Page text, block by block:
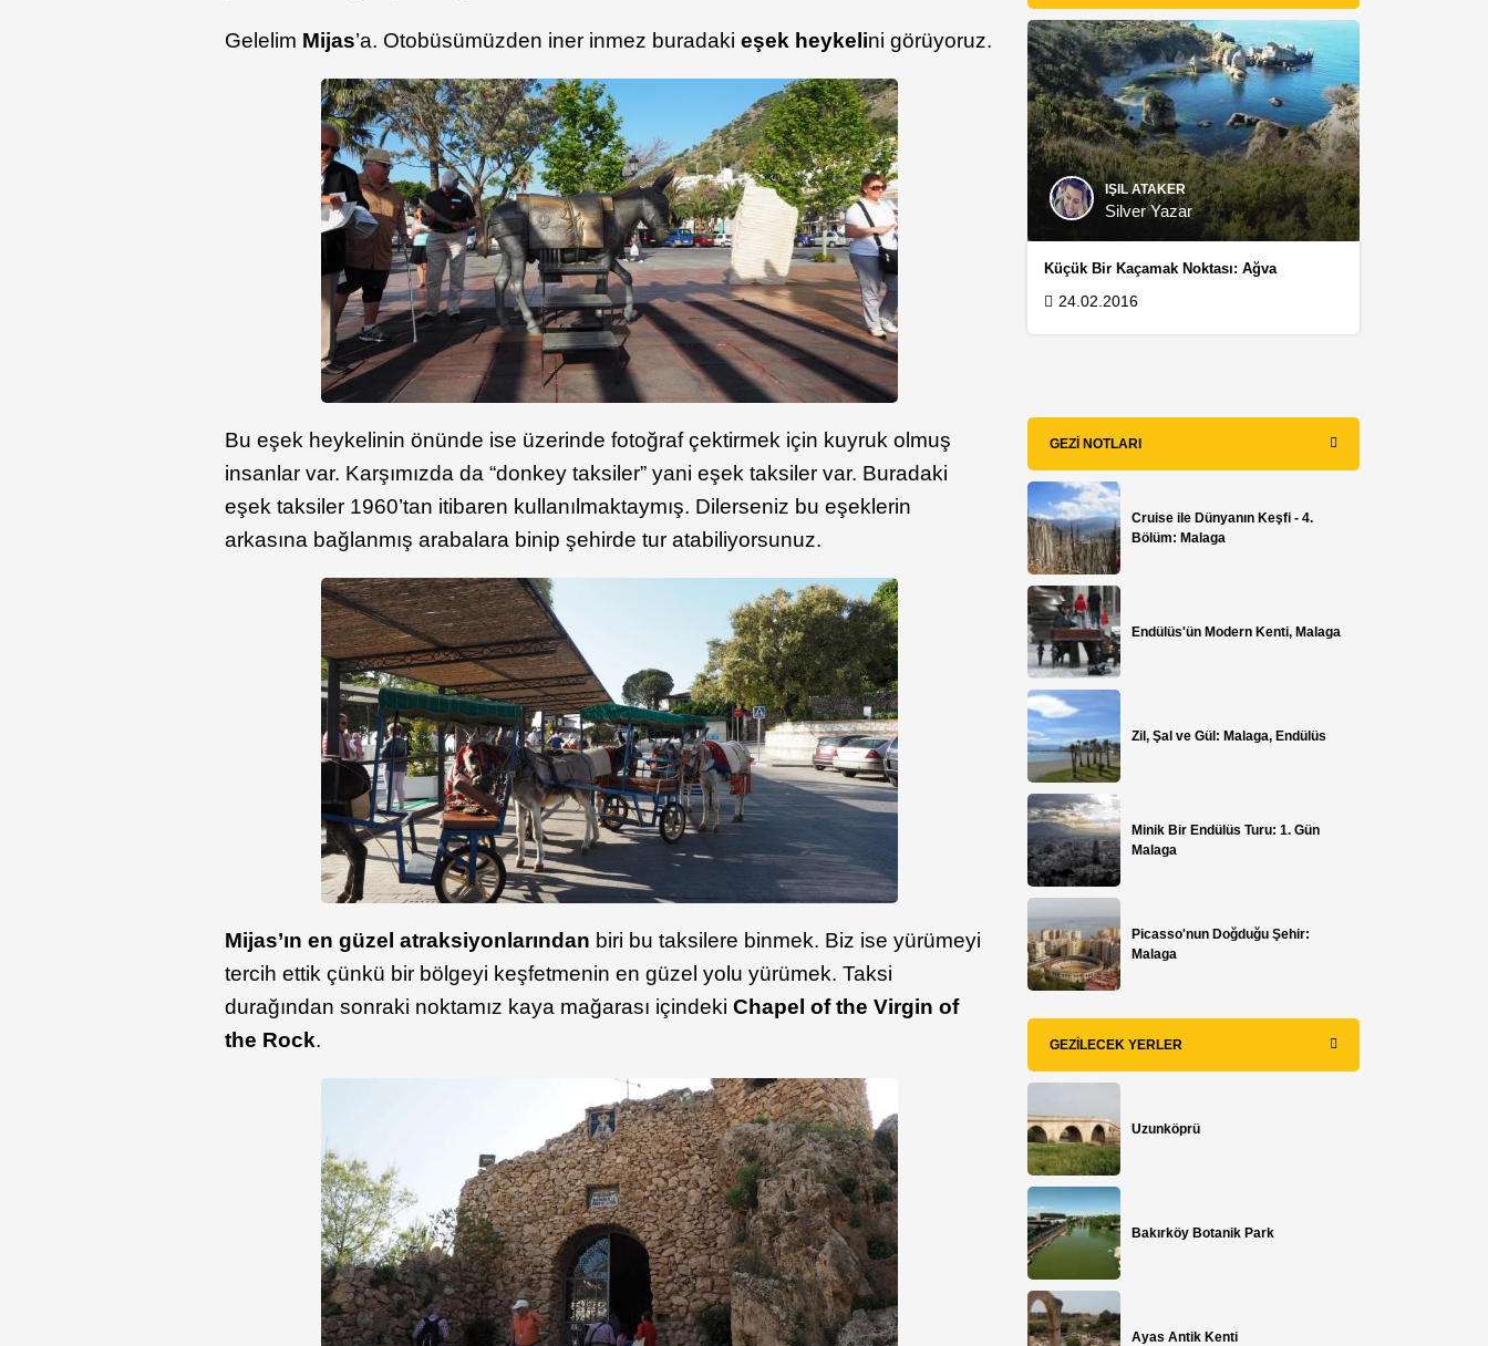
Gelelim Mijas’a. Otobüsümüzden iner inmez buradakieşek heykelini görüyoruz.
Bu eşek heykelinin önünde ise üzerinde fotoğraf çektirmek için kuyruk olmuş
insanlar var. Karşımızda da “donkey taksiler” yani eşek taksiler var. Buradaki
eşek taksiler 1960’tan itibaren kullanılmaktaymış. Dilerseniz bu eşeklerin
arkasına bağlanmış arabalara binip şehirde tur atabiliyorsunuz.
Mijas’ın en güzel atraksiyonlarından biri bu taksilere binmek. Biz ise yürümeyi
tercih ettik çünkü bir bölgeyi keşfetmenin en güzel yolu yürümek. Taksi
durağından sonraki noktamız kaya mağarası içindekiChapel of the Virgin of
the Rock.
IŞIL ATAKER
Silver Yazar
Küçük Bir Kaçamak Noktası: Ağva
24.02.2016
GEZI NOTLARI
Cruise ile Dünyanın Keşfi - 4.
Bölüm: Malaga
Endülüs'ün Modern Kenti, Malaga
Zil, Şal ve Gül: Malaga, Endülüs
Minik Bir Endülüs Turu: 1. Gün
Malaga
Picasso'nun Doğduğu Şehir:
Malaga
GEZILECEK YERLER
Uzunköprü
Bakırköy Botanik Park
Ayas Antik Kenti